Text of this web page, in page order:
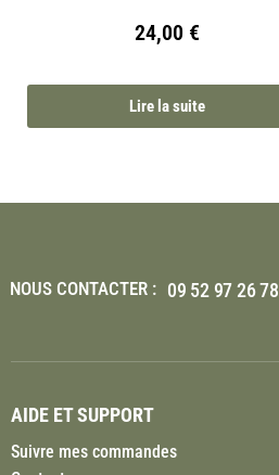
24,00 €
Lire la suite
NOUS CONTACTER : 09 52 97 26 78
AIDE ET SUPPORT
Suivre mes commandes